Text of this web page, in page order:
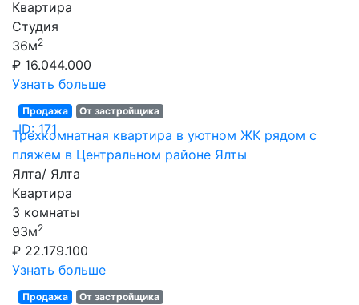
Квартира
Студия
36м2
₽ 16.044.000
Узнать больше
Продажа От застройщика
ID: 171
Трехкомнатная квартира в уютном ЖК рядом с
пляжем в Центральном районе Ялты
Ялта/ Ялта
Квартира
3 комнаты
93м2
₽ 22.179.100
Узнать больше
Продажа От застройщика